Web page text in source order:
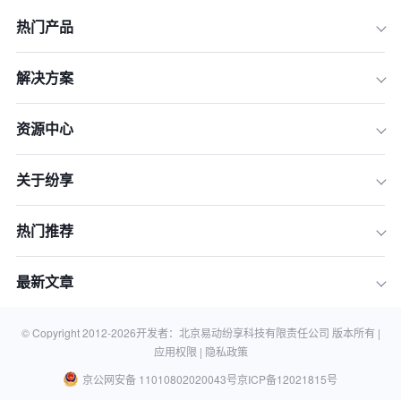
热门产品
解决方案
资源中心
关于纷享
热门推荐
最新文章
© Copyright 2012-2026开发者：北京易动纷享科技有限责任公司 版本所有 |
应用权限 | 隐私政策
京公网安备 11010802020043号京ICP备12021815号